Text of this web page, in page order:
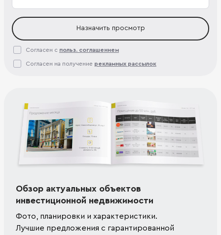
Назначить просмотр
Согласен с польз. соглашением
Согласен на получение рекламных рассылок
Обзор актуальных объектов
инвестиционной недвижимости
Фото, планировки и характеристики.
Лучшие предложения с гарантированной